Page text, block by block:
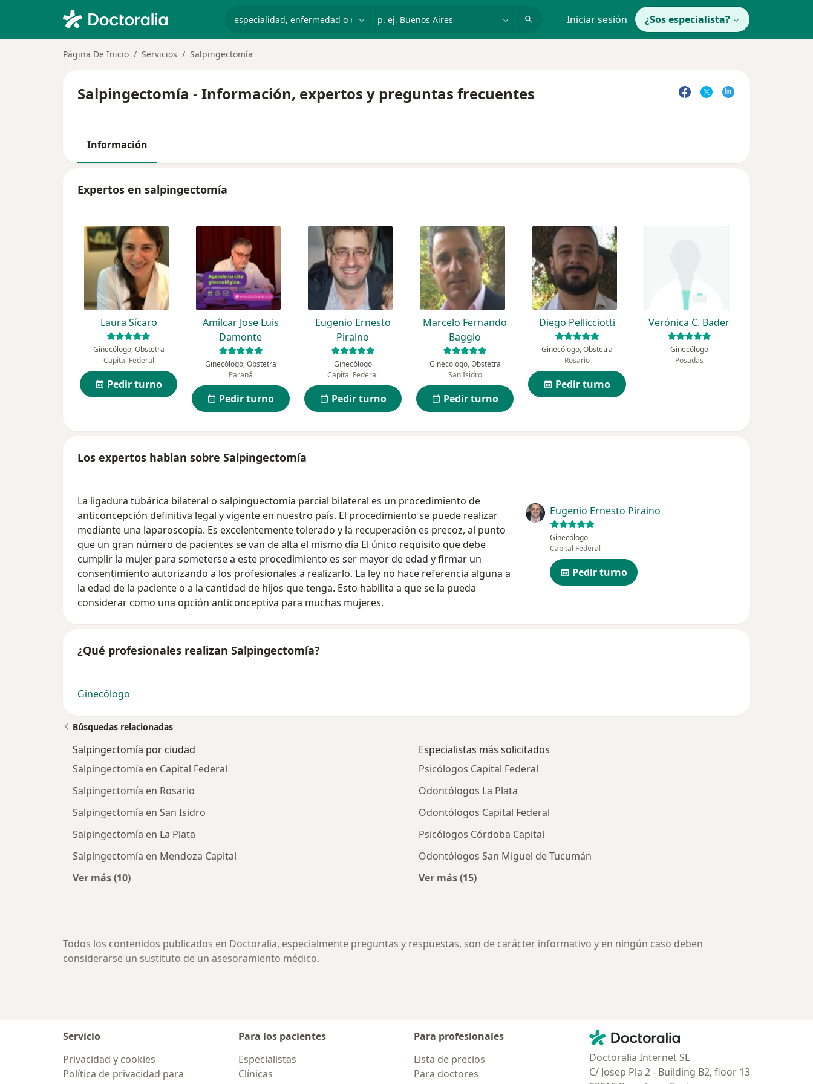
Iniciar sesión ¿Sos especialista?
Página De Inicio Servicios Salpingectomía
Salpingectomía - Información, expertos y preguntas frecuentes
Información
Expertos en salpingectomía
Laura Sícaro
Ginecólogo, Obstetra
Capital Federal
Pedir turno
Amílcar Jose Luis
Damonte
Ginecólogo, Obstetra
Paraná
Pedir turno
Eugenio Ernesto
Piraino
Ginecólogo
Capital Federal
Pedir turno
Marcelo Fernando
Baggio
Ginecólogo, Obstetra
San Isidro
Pedir turno
Diego Pellicciotti
Ginecólogo, Obstetra
Rosario
Pedir turno
Verónica C. Bader
Ginecólogo
Posadas
Los expertos hablan sobre Salpingectomía
La ligadura tubárica bilateral o salpinguectomía parcial bilateral es un procedimiento de
anticoncepción definitiva legal y vigente en nuestro país. El procedimiento se puede realizar
mediante una laparoscopía. Es excelentemente tolerado y la recuperación es precoz, al punto
que un gran número de pacientes se van de alta el mismo día El único requisito que debe
cumplir la mujer para someterse a este procedimiento es ser mayor de edad y firmar un
consentimiento autorizando a los profesionales a realizarlo. La ley no hace referencia alguna a
la edad de la paciente o a la cantidad de hijos que tenga. Esto habilita a que se la pueda
considerar como una opción anticonceptiva para muchas mujeres.
Eugenio Ernesto Piraino
Ginecólogo
Capital Federal
Pedir turno
¿Qué profesionales realizan Salpingectomía?
Ginecólogo
Búsquedas relacionadas
Salpingectomía por ciudad
Salpingectomía en Capital Federal
Salpingectomía en Rosario
Salpingectomía en San Isidro
Salpingectomía en La Plata
Salpingectomía en Mendoza Capital
Ver más (10)
Especialistas más solicitados
Psicólogos Capital Federal
Odontólogos La Plata
Odontólogos Capital Federal
Psicólogos Córdoba Capital
Odontólogos San Miguel de Tucumán
Ver más (15)
Todos los contenidos publicados en Doctoralia, especialmente preguntas y respuestas, son de carácter informativo y en ningún caso deben
considerarse un sustituto de un asesoramiento médico.
Servicio
Privacidad y cookies
Política de privacidad para
Para los pacientes
Especialistas
Clínicas
Para profesionales
Lista de precios
Para doctores
Contacto
Doctoralia - Página de inicio
Doctoralia Internet SL
C/ Josep Pla 2 - Building B2, floor 13